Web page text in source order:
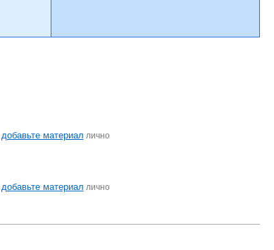
добавьте материал лично
добавьте материал лично